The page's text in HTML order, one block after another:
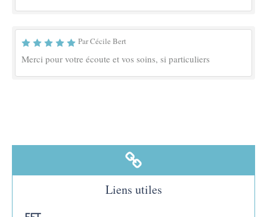
Par Cécile Bert
Merci pour votre écoute et vos soins, si particuliers
Liens utiles